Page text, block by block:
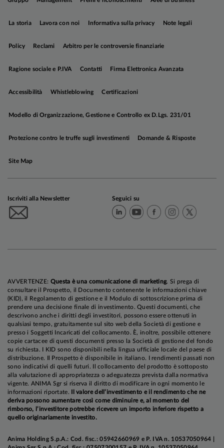
monitorare.
divergenza fra un potere d'acquisto dei
robusta, che resta il motore principale della
trasferimento delle pressioni sui prezzi core e dei
scenario per la crescita è invariato, mentre
delle stime sull'inflazione, per incorporare gli
Come ampiamente previsto, la Federal Reserve
ha mantenuto i tassi invariati nella riunione di
giocato un brutto scherzo a Warsh:
l'orientamento accomodante è stato infatti
contestato da tre membri notoriamente
aggressivi, e lo stesso Powell ha espresso alcune
considerazioni più filosofiche che basate su
fondamentali. Tuttavia, se da una parte la
riunione di aprile suggerisce che il FOMC ha
iniziato a considerare la possibilità di adottare
una stance più neutrale, dall'altra parte si sa che
“quando il gatto non c'è, i topi ballano". Pertanto,
manteniamo l'aspettativa che la Fed taglierà i
tassi nel 2026, per ragioni di natura
previsione di tre interventi entro fine anno (con
La storia Lavora con noi Informativa sulla privacy Note legali
Policy Reclami Arbitro per le controversie finanziarie
Ragione sociale e P.IVA Contatti Firma Elettronica Avanzata
Accessibilità Whistleblowing Certificazioni
Modello di Organizzazione, Gestione e Controllo ex D.Lgs. 231/01
Protezione contro le truffe sugli investimenti Domande & Risposte
Site Map
Iscriviti alla Newsletter Seguici su
AVVERTENZE: Questa è una comunicazione di marketing. Si prega di
consultare il Prospetto, il Documento contenente le informazioni chiave
(KID), il Regolamento di gestione e il Modulo di sottoscrizione prima di
prendere una decisione finale di investimento. Questi documenti, che
descrivono anche i diritti degli investitori, possono essere ottenuti in
qualsiasi tempo, gratuitamente sul sito web della Società di gestione e
presso i Soggetti Incaricati del collocamento. È, inoltre, possibile ottenere
copie cartacee di questi documenti presso la Società di gestione del fondo
su richiesta. I KID sono disponibili nella lingua ufficiale locale del paese di
distribuzione. Il Prospetto è disponibile in italiano. I rendimenti passati non
sono indicativi di quelli futuri. Il collocamento del prodotto è sottoposto
alla valutazione di appropriatezza o adeguatezza prevista dalla normativa
vigente. ANIMA Sgr si riserva il diritto di modificare in ogni momento le
informazioni riportate.
Il valore dell’investimento e il rendimento che ne
deriva possono aumentare così come diminuire e, al momento del
rimborso, l’investitore potrebbe ricevere un importo inferiore rispetto a
quello originariamente investito.
Anima Holding S.p.A.: Cod. fisc.: 05942660969 e P. IVA n. 10537050964 |